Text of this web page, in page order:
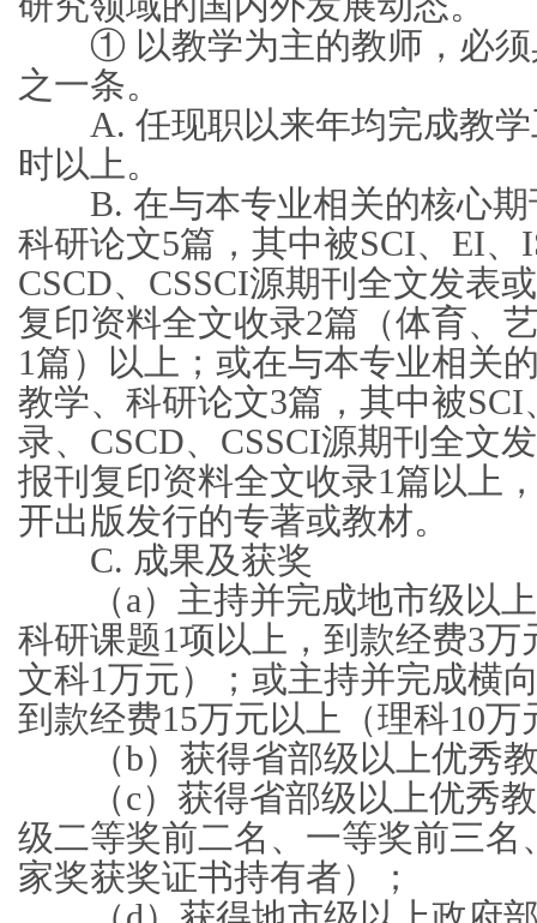
① 以教学为主的教师，必须
之一条。
A. 任现职以来年均完成教学
时以上。
B. 在与本专业相关的核心期
科研论文5篇，其中被SCI、EI、
CSCD、CSSCI源期刊全文发表
复印资料全文收录2篇（体育、
1篇）以上；或在与本专业相关
教学、科研论文3篇，其中被SCI
录、CSCD、CSSCI源期刊全文
报刊复印资料全文收录1篇以上
开出版发行的专著或教材。
C. 成果及获奖
（a）主持并完成地市级以上
科研课题1项以上，到款经费3万
文科1万元）；或主持并完成横
到款经费15万元以上（理科10
（b）获得省部级以上优秀教
（c）获得省部级以上优秀教
级二等奖前二名、一等奖前三名
家奖获奖证书持有者）；